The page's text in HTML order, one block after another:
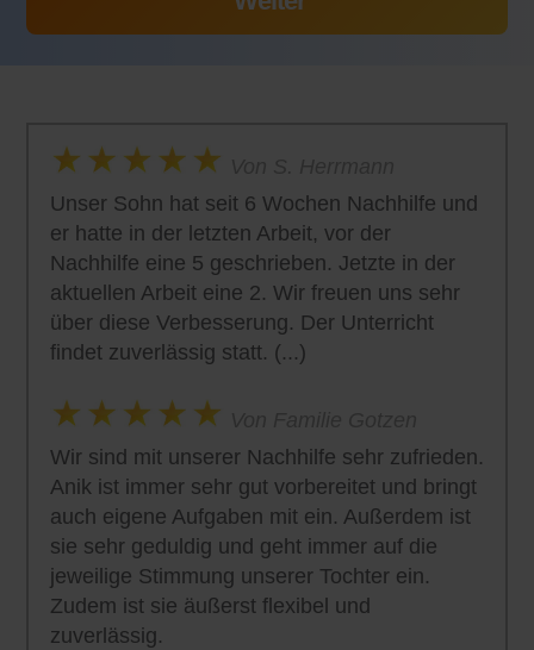
Unser Sohn hat seit 6 Wochen Nachhilfe und
er hatte in der letzten Arbeit, vor der
Nachhilfe eine 5 geschrieben. Jetzte in der
aktuellen Arbeit eine 2. Wir freuen uns sehr
über diese Verbesserung. Der Unterricht
findet zuverlässig statt. (...)
Wir sind mit unserer Nachhilfe sehr zufrieden.
Anik ist immer sehr gut vorbereitet und bringt
auch eigene Aufgaben mit ein. Außerdem ist
sie sehr geduldig und geht immer auf die
jeweilige Stimmung unserer Tochter ein.
Zudem ist sie äußerst flexibel und
zuverlässig.